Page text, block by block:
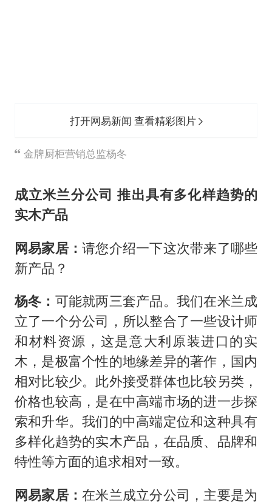
打开网易新闻 查看精彩图片
金牌厨柜营销总监杨冬
成立米兰分公司 推出具有多化样趋势的
实木产品
网易家居：请您介绍一下这次带来了哪些
新产品？
杨冬： 可能就两三套产品。我们在米兰成
立了一个分公司，所以整合了一些设计师
和材料资源，这是意大利原装进口的实
木，是极富个性的地缘差异的著作，国内
相对比较少。此外接受群体也比较另类，
价格也较高，是在中高端市场的进一步探
索和升华。我们的中高端定位和这种具有
多样化趋势的实木产品，在品质、品牌和
特性等方面的追求相对一致。
网易家居：在米兰成立分公司，主要是为